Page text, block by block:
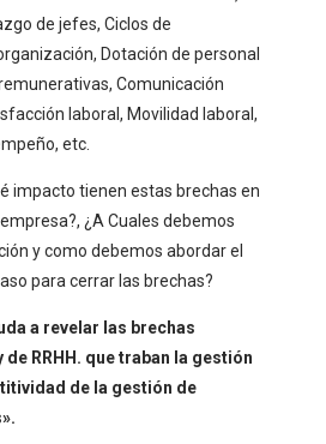
de jefes, Ciclos de
Dotación de personal
Comunicación
laboral, Movilidad laboral,
etc.
impacto tienen estas brechas en
¿A Cuales debemos
y como debemos abordar el
para cerrar las brechas?
a revelar las brechas
RRHH. que traban la gestión
de la gestión de